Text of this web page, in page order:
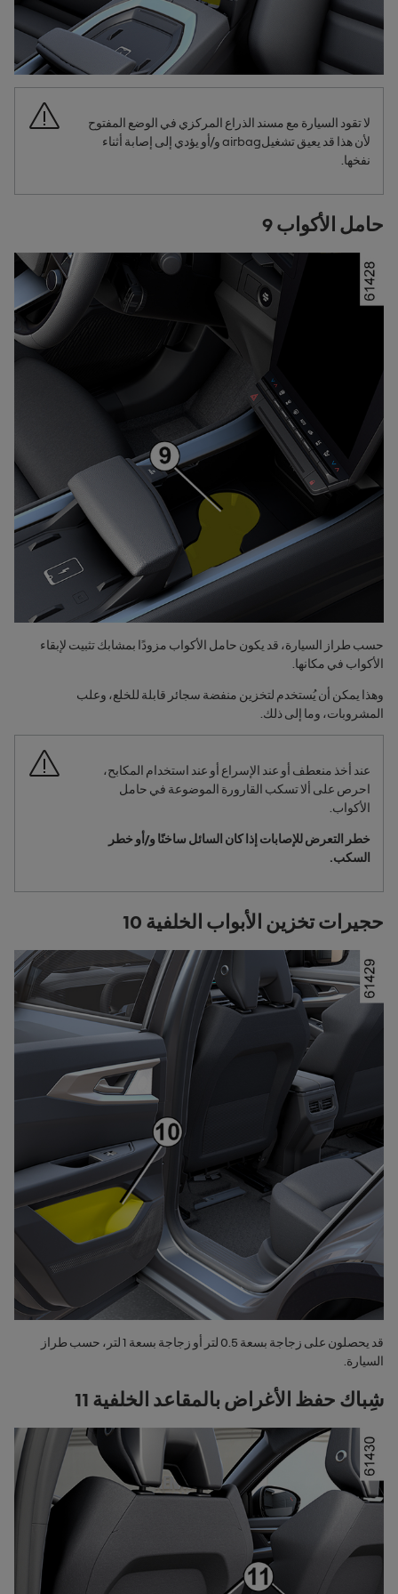
لا تقود السيارة مع مسند الذراع المركزي في الوضع المفتوح
لأن هذا قد يعيق تشغيلairbagو/أو يؤدي إلى إصابة أثناء
نفخها.
حامل الأكواب 9
‏‫حسب طراز السيارة‬، قد يكون حامل الأكواب مزودًا بمشابك تثبيت لإبقاء
الأكواب في مكانها.
وهذا يمكن أن يُستخدم لتخزين منفضة سجائر قابلة للخلع، وعلب
المشروبات، وما إلى ذلك.
عند أخذ منعطف أو عند الإسراع أو عند استخدام المكابح،
احرص على ألا تسكب القارورة الموضوعة في حامل
الأكواب.
خطر التعرض للإصابات إذا كان السائل ساخنًا و/أو خطر
السكب.
حجيرات تخزين الأبواب الخلفية 10
قد يحصلون على زجاجة بسعة 0.5 لتر أو زجاجة بسعة 1 لتر، حسب طراز
السيارة.
شِباك حفظ الأغراض بالمقاعد الخلفية 11